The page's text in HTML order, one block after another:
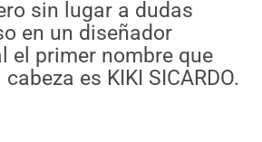
sin lugar a dudas
en un diseñador
el primer nombre que
es KIKI SICARDO.